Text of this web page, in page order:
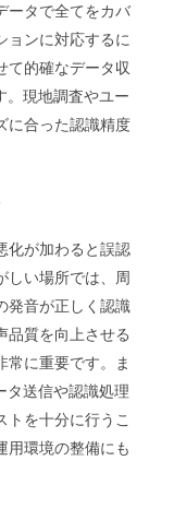
ータで全てをカバ
ョンに対応するに
て的確なデータ収
。現地調査やユー
に合った認識精度
化が加わると誤認
しい場所では、周
発音が正しく認識
品質を向上させる
常に重要です。ま
タ送信や認識処理
トを十分に行うこ
用環境の整備にも